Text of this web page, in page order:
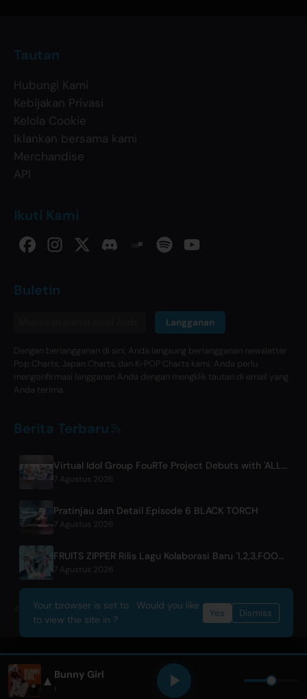
Tautan
Hubungi Kami
Kebijakan Privasi
Kelola Cookie
Iklankan bersama kami
Merchandise
API
Ikuti Kami
Buletin
Langganan
Dengan berlangganan di sini, Anda langsung berlangganan newsletter
Pop Charts, Japan Charts, dan K-POP Charts kami. Anda perlu
mengonfirmasi langganan Anda dengan mengklik tautan di email yang
Anda terima.
Berita Terbaru
Virtual Idol Group FouRTe Project Debuts with 'ALL IN' Album Produced by m-flo's ☆Taku Takahashi
7 Agustus 2026
Pratinjau dan Detail Episode 6 BLACK TORCH
7 Agustus 2026
FRUITS ZIPPER Rilis Lagu Kolaborasi Baru '1,2,3,FOOOOUR'
7 Agustus 2026
© 2026 OnlyHit. All rights reserved. - Metadata provided byACRCloud
▲ Bunny Girl
AKASAKI • Only Hits Japan
Your browser is set to . Would you like
to view the site in ?
Yes Dismiss